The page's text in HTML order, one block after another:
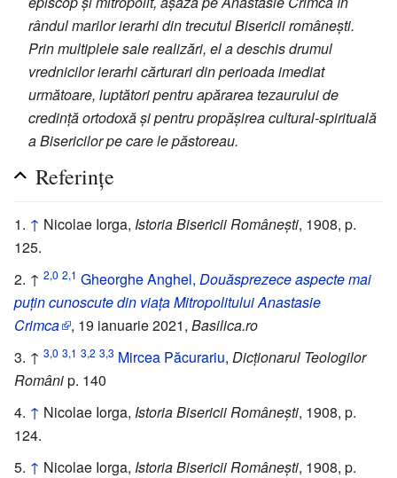
rândul marilor ierarhi din trecutul Bisericii româneşti.
Prin multiplele sale realizări, el a deschis drumul
vrednicilor ierarhi cărturari din perioada imediat
următoare, luptători pentru apărarea tezaurului de
credinţă ortodoxă şi pentru propăşirea cultural-spirituală
a Bisericilor pe care le păstoreau.
Referințe
↑ Nicolae Iorga, Istoria Bisericii Românești, 1908, p.
125.
↑ 2,0 2,1 Gheorghe Anghel, Douăsprezece aspecte mai
puțin cunoscute din viața Mitropolitului Anastasie
Crimca
, 19 ianuarie 2021, Basilica.ro
↑ 3,0 3,1 3,2 3,3 Mircea Păcurariu, Dicționarul Teologilor
Românip. 140
↑ Nicolae Iorga, Istoria Bisericii Românești, 1908, p.
124.
↑ Nicolae Iorga, Istoria Bisericii Românești, 1908, p.